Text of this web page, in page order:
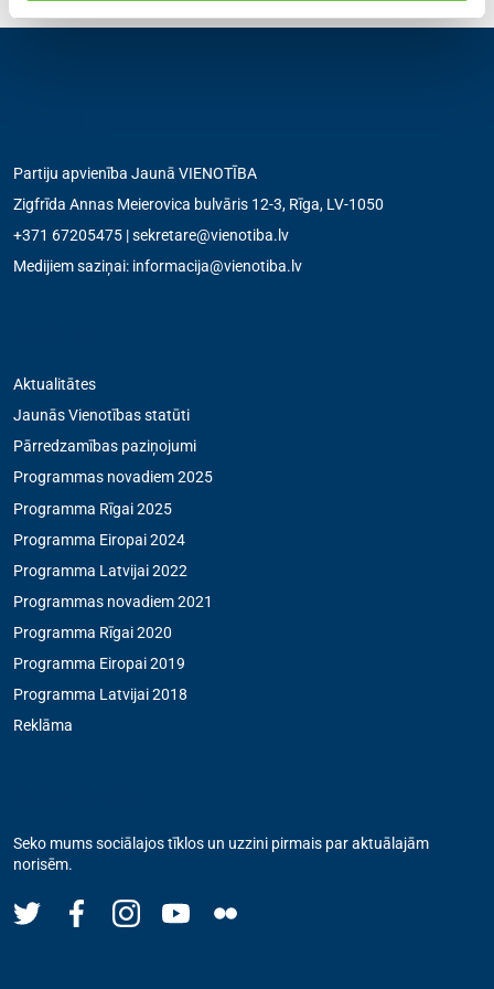
Partiju apvienība Jaunā VIENOTĪBA
Zigfrīda Annas Meierovica bulvāris 12-3, Rīga, LV-1050
+371 67205475 |sekretare@vienotiba.lv
Medijiem saziņai: informacija@vienotiba.lv
Aktualitātes
Jaunās Vienotības statūti
Pārredzamības paziņojumi
Programmas novadiem 2025
Programma Rīgai 2025
Programma Eiropai 2024
Programma Latvijai 2022
Programmas novadiem 2021
Programma Rīgai 2020
Programma Eiropai 2019
Programma Latvijai 2018
Reklāma
Seko mums sociālajos tīklos un uzzini pirmais par aktuālajām
norisēm.